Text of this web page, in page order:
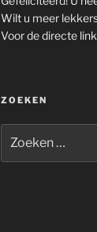
Wilt u meer
Voor de directe
ZOEKEN
naar: